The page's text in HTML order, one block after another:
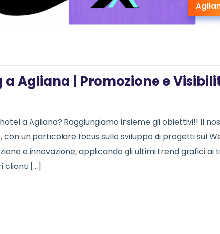
Agliana | Promozione e
a Agliana? Raggiungiamo insieme gli obiettivi!! Il
un particolare focus sullo sviluppo di progetti sul
e innovazione, applicando gli ultimi trend grafici ai
clienti […]